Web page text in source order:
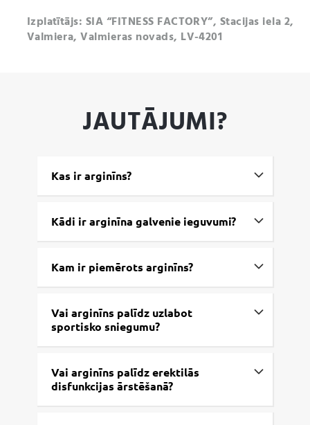
Izplatītājs: SIA “FITNESS FACTORY”, Stacijas iela 2,
Valmiera, Valmieras novads, LV-4201
JAUTĀJUMI?
Kas ir arginīns?
Kādi ir arginīna galvenie ieguvumi?
Kam ir piemērots arginīns?
Vai arginīns palīdz uzlabot
sportisko sniegumu?
Vai arginīns palīdz erektilās
disfunkcijas ārstēšanā?